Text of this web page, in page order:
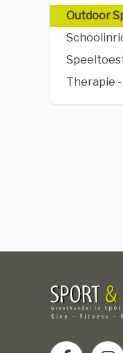
Outdoor
Therapie